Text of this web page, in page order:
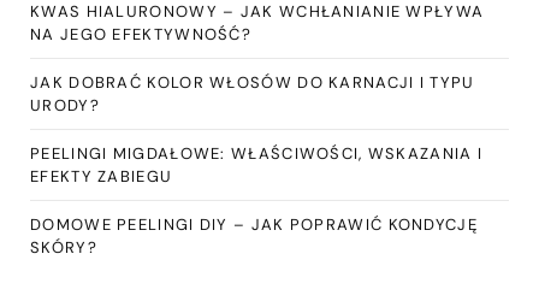
KWAS HIALURONOWY – JAK WCHŁANIANIE WPŁYWA
NA JEGO EFEKTYWNOŚĆ?
JAK DOBRAĆ KOLOR WŁOSÓW DO KARNACJI I TYPU
URODY?
PEELINGI MIGDAŁOWE: WŁAŚCIWOŚCI, WSKAZANIA I
EFEKTY ZABIEGU
DOMOWE PEELINGI DIY – JAK POPRAWIĆ KONDYCJĘ
SKÓRY?